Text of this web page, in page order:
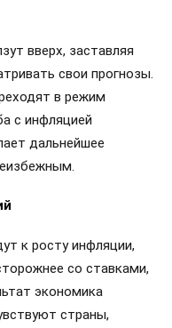
вверх, заставляя
свои прогнозы.
в режим
с инфляцией
дальнейшее
к росту инфляции,
со ставками,
экономика
страны,